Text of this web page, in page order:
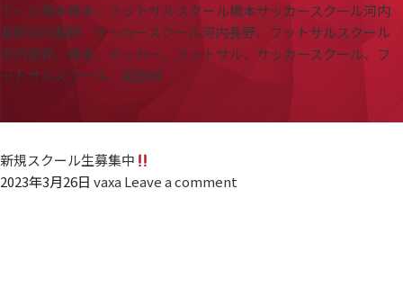
クール橋本橋本、フットサルスクール橋本サッカースクール河内
長野河内長野 サッカースクール河内長野、フットサルスクール
河内長野、橋本、サッカー、フットサル、サッカースクール、フ
ットサルスクール、富田林
新規スクール生募集中
2023年3月26日 vaxa Leave a comment